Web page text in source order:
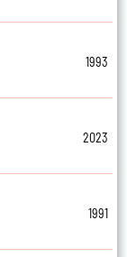
1993
2023
1991